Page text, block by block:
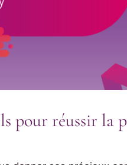
pour réussir la